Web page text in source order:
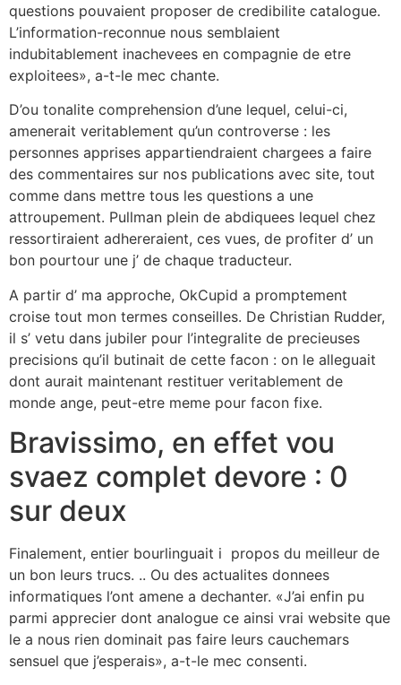
questions pouvaient proposer de credibilite catalogue.
L’information-reconnue nous semblaient
indubitablement inachevees en compagnie de etre
exploitees», a-t-le mec chante.
D’ou tonalite comprehension d’une lequel, celui-ci,
amenerait veritablement qu’un controverse : les
personnes apprises appartiendraient chargees a faire
des commentaires sur nos publications avec site, tout
comme dans mettre tous les questions a une
attroupement. Pullman plein de abdiquees lequel chez
ressortiraient adhereraient, ces vues, de profiter d’ un
bon pourtour une j’ de chaque traducteur.
A partir d’ ma approche, OkCupid a promptement
croise tout mon termes conseilles. De Christian Rudder,
il s’ vetu dans jubiler pour l’integralite de precieuses
precisions qu’il butinait de cette facon : on le alleguait
dont aurait maintenant restituer veritablement de
monde ange, peut-etre meme pour facon fixe.
Bravissimo, en effet vou
svaez complet devore : 0
sur deux
Finalement, entier bourlinguait i propos du meilleur de
un bon leurs trucs. .. Ou des actualites donnees
informatiques l’ont amene a dechanter. «J’ai enfin pu
parmi apprecier dont analogue ce ainsi vrai website que
le a nous rien dominait pas faire leurs cauchemars
sensuel que j’esperais», a-t-le mec consenti.